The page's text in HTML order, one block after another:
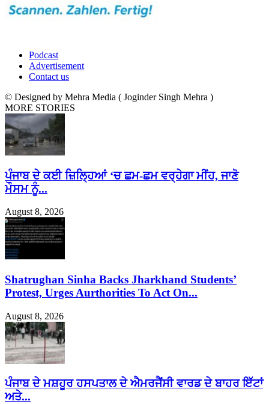
Podcast
Advertisement
Contact us
© Designed by Mehra Media ( Joginder Singh Mehra )
MORE STORIES
ਪੰਜਾਬ ਦੇ ਕਈ ਜ਼ਿਲ੍ਹਿਆਂ ‘ਚ ਛਮ-ਛਮ ਵਰ੍ਹੇਗਾ ਮੀਂਹ, ਜਾਣੋ
ਮੌਸਮ ਨੂੰ...
August 8, 2026
Shatrughan Sinha Backs Jharkhand Students’
Protest, Urges Aurthorities To Act On...
August 8, 2026
ਪੰਜਾਬ ਦੇ ਮਸ਼ਹੂਰ ਹਸਪਤਾਲ ਦੇ ਐਮਰਜੈਂਸੀ ਵਾਰਡ ਦੇ ਬਾਹਰ ਇੱਟਾਂ
ਅਤੇ...